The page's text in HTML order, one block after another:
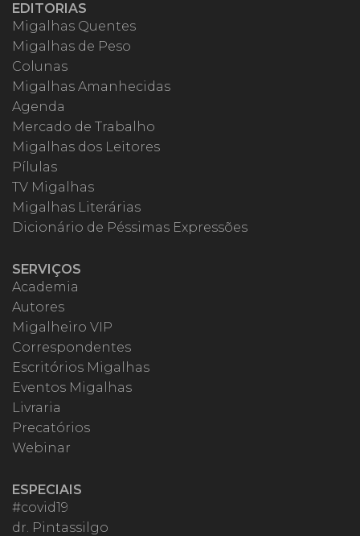
EDITORIAS
Migalhas Quentes
Migalhas de Peso
Colunas
Migalhas Amanhecidas
Agenda
Mercado de Trabalho
Migalhas dos Leitores
Pílulas
TV Migalhas
Migalhas Literárias
Dicionário de Péssimas Expressões
SERVIÇOS
Academia
Autores
Migalheiro VIP
Correspondentes
Escritórios Migalhas
Eventos Migalhas
Livraria
Precatórios
Webinar
ESPECIAIS
#covid19
dr. Pintassilgo